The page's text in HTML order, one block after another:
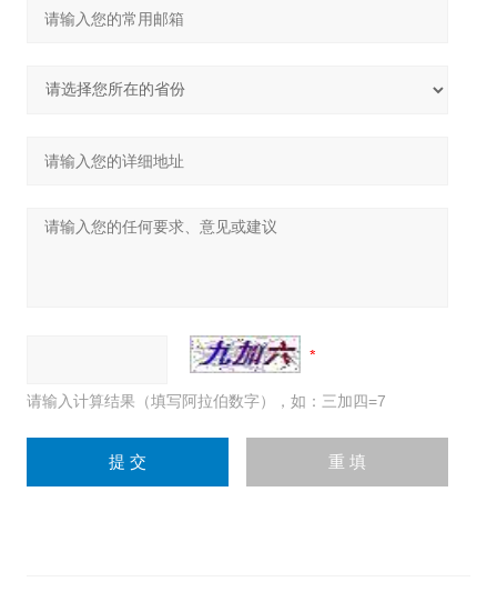
请输入计算结果（填写阿拉伯数字），如：三加四=7